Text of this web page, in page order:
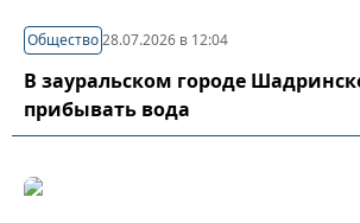
Общество28.07.2026 в 12:04
В зауральском городе
прибывать вода